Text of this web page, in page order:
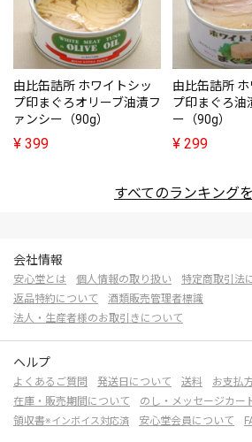
由比缶詰所 ホワイトシッ
プ印まぐろオリーブ油漬フ
ァンシー（90g）
¥ 399
由比缶詰所
プ印まぐろ油
ー（90g）
¥ 299
すべてのランキング
会社情報
安心堂とは 個人情報の取り扱い
特定商取引法
返品特約について
酒類販売管理者標識
法人・生産者様のお取引きについて
ヘルプ
よくあるご質問 発送日について 送料 お支払
在庫・販売期間について
のし・メッセージカー
領収書※インボイス対応済 安心堂会員について